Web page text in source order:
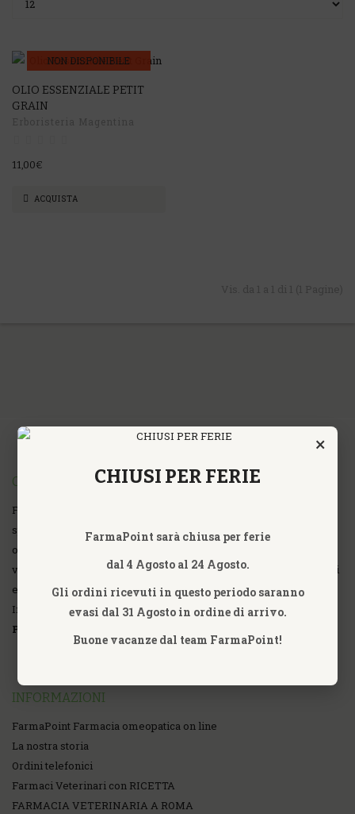
NON DISPONIBILE
OLIO ESSENZIALE PETIT
GRAIN
11,00€
ACQUISTA
CHI SIAMO
FarmaPoint Farmacia Omeopatica Online fondata nell'anno 2007,
specializzata nella commercializzazione al dettaglio, vendita
online di prodotti Omeopatici, Omotossicologici, Farmaci ad uso
veterinario, Sat Terapia, Fitoterapia, Fiori di Bach, Fiori Australiani
e Californiani, Nutripuntura, Prodotti Ayurvedici, Erboristici ed
Integratori Alimentari di tutte le Aziende.
P.iva 09318791002
INFORMAZIONI
FarmaPoint Farmacia omeopatica on line
La nostra storia
Ordini telefonici
Farmaci Veterinari con RICETTA
FARMACIA VETERINARIA A ROMA
×
CHIUSI PER FERIE
FarmaPoint sarà chiusa per ferie
dal 4 Agosto al 24 Agosto.
Gli ordini ricevuti in questo periodo saranno
evasi dal 31 Agosto in ordine di arrivo.
Buone vacanze dal team FarmaPoint!